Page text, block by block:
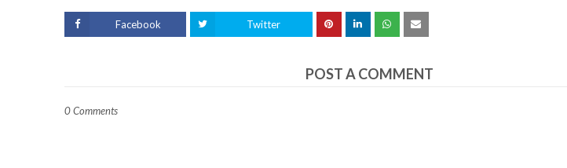
Facebook Twitter
POST A COMMENT
0 Comments